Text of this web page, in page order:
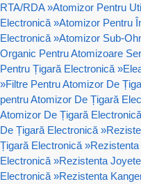
RTA/RDA »Atomizor Pentru
Electronică »Atomizor Pentru
Electronică »Atomizor Sub-
Organic Pentru Atomizoare
Pentru Țigară Electronică »
»Filtre Pentru Atomizor De
pentru Atomizor De Țigară
Atomizor De Țigară Electronică
De Țigară Electronică »
Țigară Electronică »
Electronică »Rezistenta
Electronică »Rezistenta